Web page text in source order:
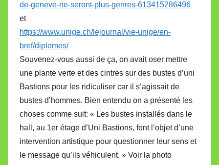
de-geneve-ne-seront-plus-genres-613415286496
et
https://www.unige.ch/lejournal/vie-unige/en-
bref/diplomes/
Souvenez-vous aussi de ça, on avait oser mettre
une plante verte et des cintres sur des bustes d’uni
Bastions pour les ridiculiser car il s’agissait de
bustes d’hommes. Bien entendu on a présenté les
choses comme suit: « Les bustes installés dans le
hall, au 1er étage d’Uni Bastions, font l’objet d’une
intervention artistique pour questionner leur sens et
le message qu’ils véhiculent. » Voir la photo